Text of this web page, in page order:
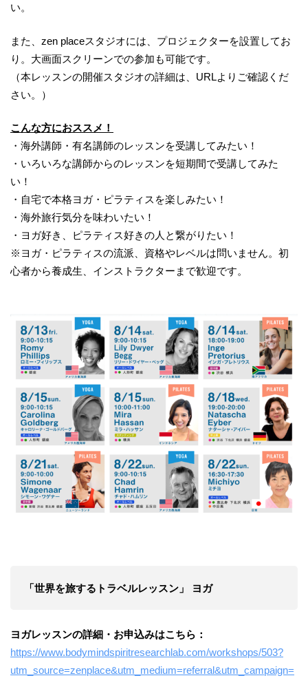
い。
また、zen placeスタジオには、プロジェクターを設置してお
り。大画面スクリーンでの参加も可能です。
（本レッスンの開催スタジオの詳細は、URLよりご確認くだ
さい。）
こんな方におススメ！
・海外講師・有名講師のレッスンを受講してみたい！
・いろいろな講師からのレッスンを短期間で受講してみた
い！
・自宅で本格ヨガ・ピラティスを楽しみたい！
・海外旅行気分を味わいたい！
・ヨガ好き、ピラティス好きの人と繋がりたい！
※ヨガ・ピラティスの流派、資格やレベルは問いません。初
心者から養成生、インストラクターまで歓迎です。
「世界を旅するトラベルレッスン」 ヨガ
ヨガレッスンの詳細・お申込みはこちら：
https://www.bodymindspiritresearchlab.com/workshops/503?
utm_source=zenplace&utm_medium=referral&utm_campaign=